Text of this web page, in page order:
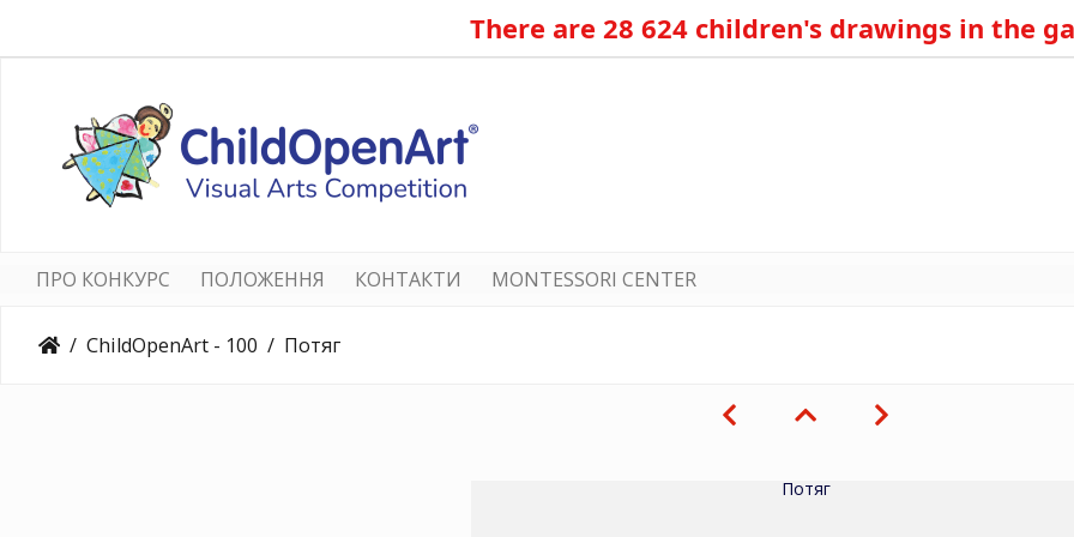
There are 28 624 children's drawings in the
ПРО КОНКУРС ПОЛОЖЕННЯ КОНТАКТИ MONTESSORI CENTER
ChildOpenArt - 100 Потяг
Потяг